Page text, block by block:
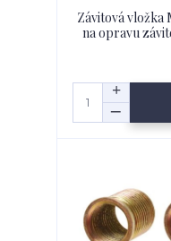
Závitová vložka
na opravu